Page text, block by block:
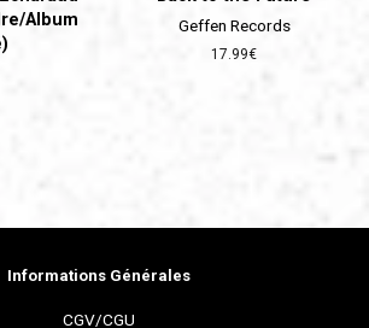
Album
Geffen Records
Prix
17.99€
Informations Générales
CGV/CGU